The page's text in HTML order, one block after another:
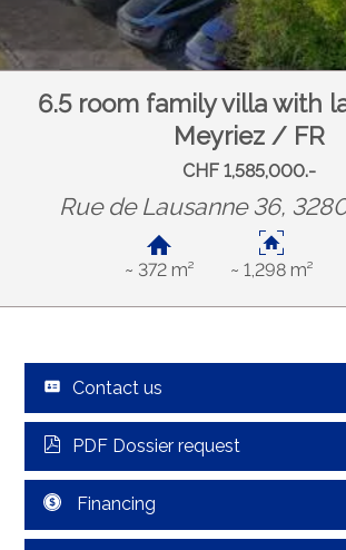
6.5 room family villa with
Meyriez / FR
CHF 1,585,000.-
Rue de Lausanne 36,
~ 372 m² ~ 1,298 m²
Contact us
PDF Dossier request
Financing